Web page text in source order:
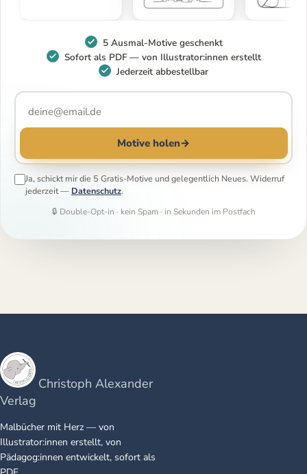
5 Ausmal-Motive geschenkt
Sofort als PDF — von Illustrator:innen erstellt
Jederzeit abbestellbar
Motive holen→
Ja, schickt mir die 5 Gratis-Motive und gelegentlich Neues. Widerruf
jederzeit — Datenschutz.
🔒 Double-Opt-in · kein Spam · in Sekunden im Postfach
Christoph Alexander
Verlag
Malbücher mit Herz — von
Illustrator:innen erstellt, von
Pädagog:innen entwickelt, sofort als